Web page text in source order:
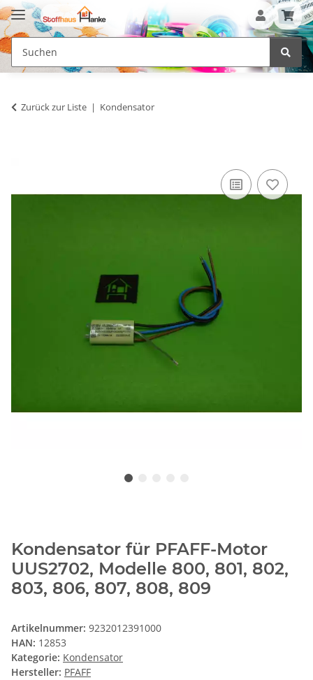
Zurück zur Liste Kondensator
Kondensator für PFAFF-Motor
UUS2702, Modelle 800, 801, 802,
803, 806, 807, 808, 809
Artikelnummer: 9232012391000
HAN: 12853
Kategorie: Kondensator
Hersteller: PFAFF